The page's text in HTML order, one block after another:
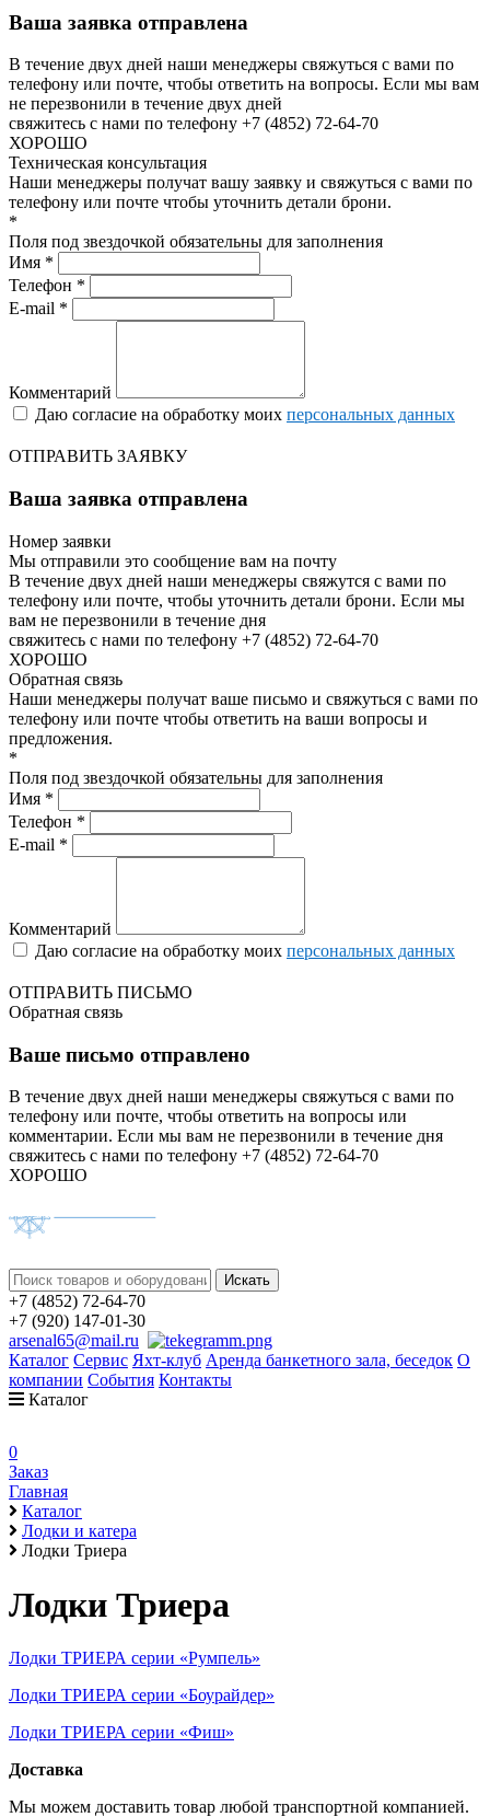
Ваша заявка отправлена
В течение двух дней наши менеджеры свяжуться с вами по
телефону или почте, чтобы ответить на вопросы. Если мы вам
не перезвонили в течение двух дней
свяжитесь с нами по телефону +7 (4852) 72-64-70
ХОРОШО
Техническая консультация
Наши менеджеры получат вашу заявку и свяжуться с вами по
телефону или почте чтобы уточнить детали брони.
*
Поля под звездочкой обязательны для заполнения
Имя *
Телефон *
E-mail *
Комментарий
Даю согласие на обработку моих персональных данных
ОТПРАВИТЬ ЗАЯВКУ
Ваша заявка отправлена
Номер заявки
Мы отправили это сообщение вам на почту
В течение двух дней наши менеджеры свяжутся с вами по
телефону или почте, чтобы уточнить детали брони. Если мы
вам не перезвонили в течение дня
свяжитесь с нами по телефону +7 (4852) 72-64-70
ХОРОШО
Обратная связь
Наши менеджеры получат ваше письмо и свяжуться с вами по
телефону или почте чтобы ответить на ваши вопросы и
предложения.
*
Поля под звездочкой обязательны для заполнения
Имя *
Телефон *
E-mail *
Комментарий
Даю согласие на обработку моих персональных данных
ОТПРАВИТЬ ПИСЬМО
Обратная связь
Ваше письмо отправлено
В течение двух дней наши менеджеры свяжуться с вами по
телефону или почте, чтобы ответить на вопросы или
комментарии. Если мы вам не перезвонили в течение дня
свяжитесь с нами по телефону +7 (4852) 72-64-70
ХОРОШО
+7 (4852) 72-64-70
+7 (920) 147-01-30
arsenal65@mail.ru
Каталог Сервис Яхт-клуб Аренда банкетного зала, беседок О
компании События Контакты
Каталог
0
Заказ
Главная
Каталог
Лодки и катера
Лодки Триера
Лодки Триера
Лодки ТРИЕРА серии «Румпель»
Лодки ТРИЕРА серии «Боурайдер»
Лодки ТРИЕРА серии «Фиш»
Доставка
Мы можем доставить товар любой транспортной компанией.